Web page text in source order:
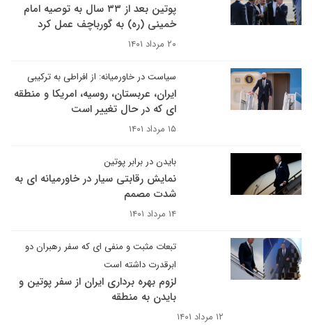
پوتین بعد از ۳۳ سال به توصیه امام
خمینی (ره) به گورباچف عمل کرد
۲۰ مرداد ۱۴۰۱
سیاست در خاورمیانه: از افراطی به ترکیبی
ایران، عربستان، روسیه، امریکا و منطقه
ای که در حال تغییر است
۱۵ مرداد ۱۴۰۱
بایدن در برابر پوتین
نمایش رقابتی سیار در خاورمیانه ای به
شدت مصمم
۱۴ مرداد ۱۴۰۱
تبعات مثبت و منفی ای که سفر رهبران دو
ابرقدرت داشته است
لزوم بهره برداری ایران از سفر پوتین و
بایدن به منطقه
۱۲ مرداد ۱۴۰۱